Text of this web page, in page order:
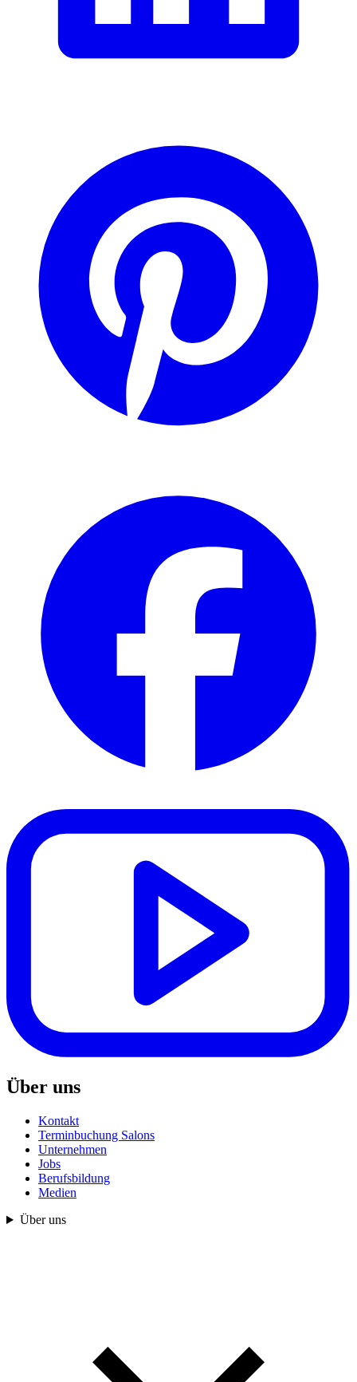
Über uns
Kontakt
Terminbuchung Salons
Unternehmen
Jobs
Berufsbildung
Medien
Über uns